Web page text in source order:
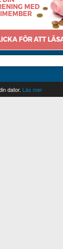
dator. Läs mer